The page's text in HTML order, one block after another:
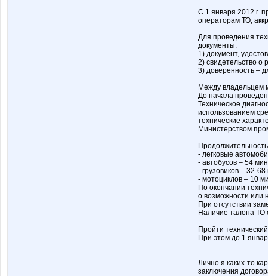
С 1 января 2012 г.
операторам ТО,
Для проведения
документы:
1) документ,
2) свидетельство о
3) доверенность –
Между владельцем
До начала
Техническое
использованием
технические
Министерством
- легковые
- автобусов – 54
- грузовиков – 32-
- мотоциклов – 10
По окончании
о возможности или
При отсутствии
Наличие талона ТО
Пройти
При этом до 1
Лично я каких-то
заключения